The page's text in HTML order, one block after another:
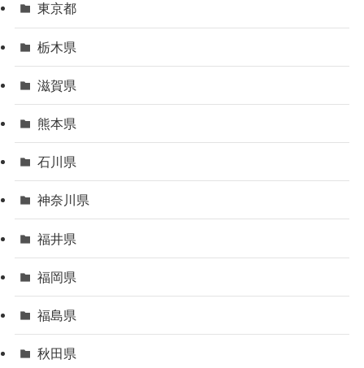
東京都
栃木県
滋賀県
熊本県
石川県
神奈川県
福井県
福岡県
福島県
秋田県